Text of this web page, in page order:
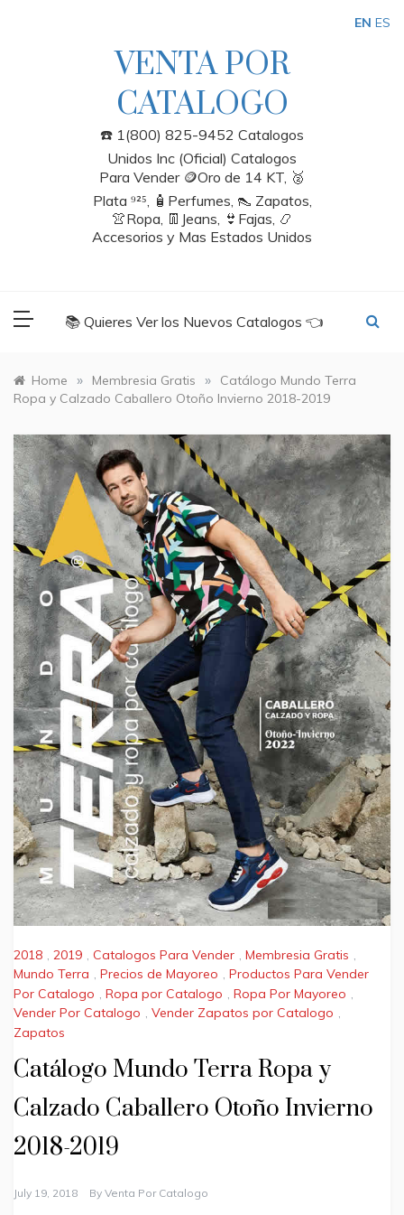
VENTA POR
CATALOGO
☎️ 1(800) 825-9452 Catalogos
Unidos Inc (Oficial) Catalogos
Para Vender 🪙Oro de 14 KT, 🥈
Plata ⁹²⁵, 🧴Perfumes, 👠 Zapatos,
👚Ropa, 👖Jeans, 👙Fajas, 📿
Accesorios y Mas Estados Unidos
📚 Quieres Ver los Nuevos Catalogos 👈
Home » Membresia Gratis »
Catálogo Mundo Terra
Ropa y Calzado Caballero Otoño Invierno 2018-2019
2018 2019 Catalogos Para Vender Membresia Gratis
Mundo Terra , Precios de Mayoreo , Productos Para Vender
Por Catalogo
Ropa por Catalogo Ropa Por Mayoreo
Vender Por Catalogo , Vender Zapatos por Catalogo ,
Zapatos
Catálogo Mundo Terra Ropa y
Calzado Caballero Otoño Invierno
2018-2019
July 19, 2018 By Venta Por Catalogo
EN ES